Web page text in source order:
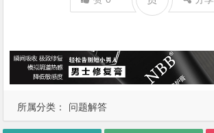
所属分类： 问题解答